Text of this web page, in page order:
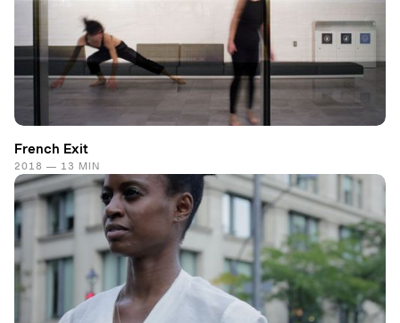
French Exit
2018 — 13 MIN